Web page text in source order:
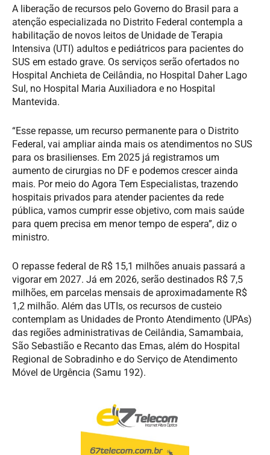
A liberação de recursos pelo Governo do Brasil para a
atenção especializada no Distrito Federal contempla a
habilitação de novos leitos de Unidade de Terapia
Intensiva (UTI) adultos e pediátricos para pacientes do
SUS em estado grave. Os serviços serão ofertados no
Hospital Anchieta de Ceilândia, no Hospital Daher Lago
Sul, no Hospital Maria Auxiliadora e no Hospital
Mantevida.
“Esse repasse, um recurso permanente para o Distrito
Federal, vai ampliar ainda mais os atendimentos no SUS
para os brasilienses. Em 2025 já registramos um
aumento de cirurgias no DF e podemos crescer ainda
mais. Por meio do Agora Tem Especialistas, trazendo
hospitais privados para atender pacientes da rede
pública, vamos cumprir esse objetivo, com mais saúde
para quem precisa em menor tempo de espera”, diz o
ministro.
O repasse federal de R$ 15,1 milhões anuais passará a
vigorar em 2027. Já em 2026, serão destinados R$ 7,5
milhões, em parcelas mensais de aproximadamente R$
1,2 milhão. Além das UTIs, os recursos de custeio
contemplam as Unidades de Pronto Atendimento (UPAs)
das regiões administrativas de Ceilândia, Samambaia,
São Sebastião e Recanto das Emas, além do Hospital
Regional de Sobradinho e do Serviço de Atendimento
Móvel de Urgência (Samu 192).